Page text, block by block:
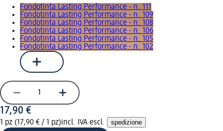
Fondotinta Lasting Performance - n. 111
Fondotinta Lasting Performance - n. 109
Fondotinta Lasting Performance - n. 108
Fondotinta Lasting Performance - n. 106
Fondotinta Lasting Performance - n. 105
Fondotinta Lasting Performance - n. 102
17,90 €
1 pz (17,90 € / 1 pz)incl. IVA escl. spedizione